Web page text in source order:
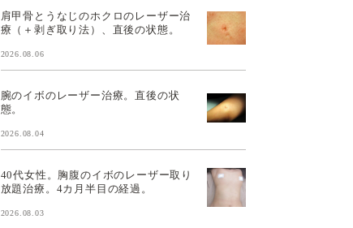
肩甲骨とうなじのホクロのレーザー治
療（＋剥ぎ取り法）、直後の状態。
2026.08.06
腕のイボのレーザー治療。直後の状
態。
2026.08.04
40代女性。胸腹のイボのレーザー取り
放題治療。4カ月半目の経過。
2026.08.03